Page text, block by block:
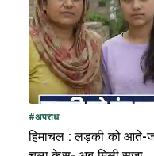
#अपराध
हिमाचल : लड़की को आते-